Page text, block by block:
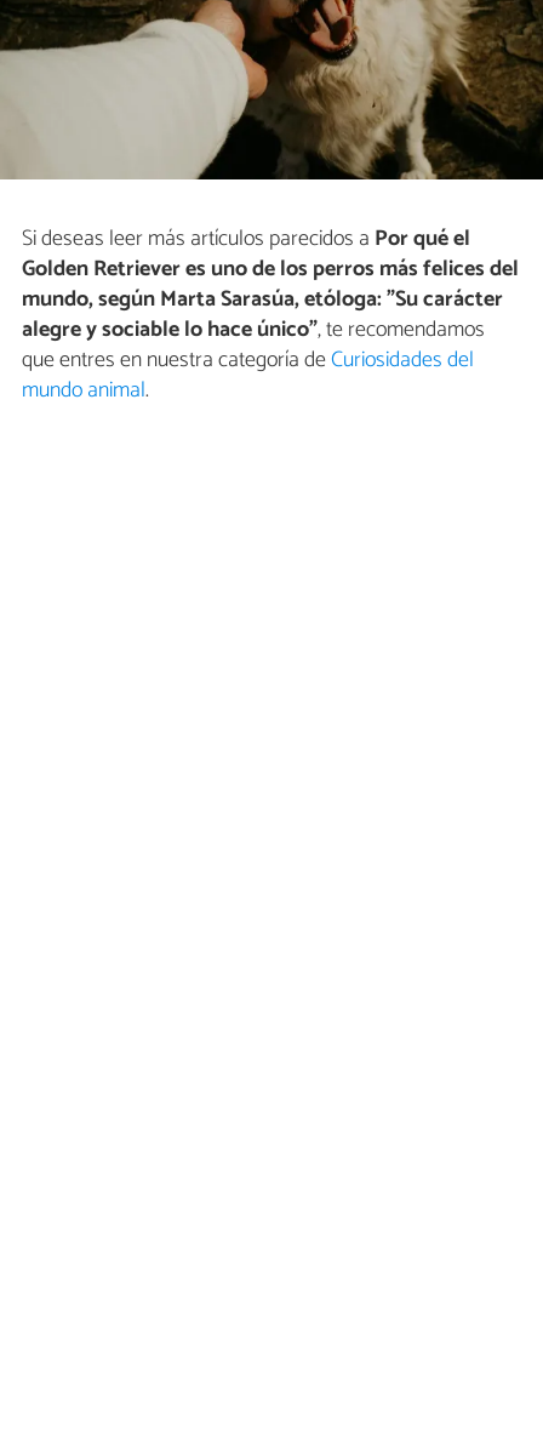
Si deseas leer más artículos parecidos a Por qué el
Golden Retriever es uno de los perros más felices del
mundo, según Marta Sarasúa, etóloga: "Su carácter
alegre y sociable lo hace único", te recomendamos
que entres en nuestra categoría deCuriosidades del
mundo animal.